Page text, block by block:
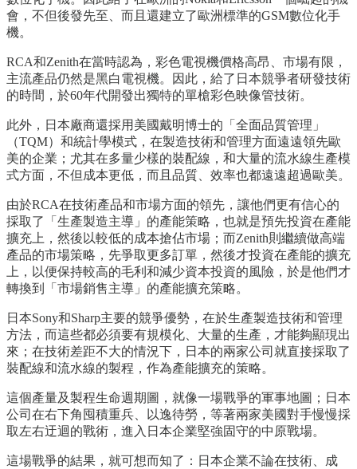
會，不但後發先至、而且還建立了歐洲標準的GSM數位化手
機。
RCA和Zenith在當時認為，彩色電視機價格高昂、市場有限，
主流產品仍然是黑白電視機。因此，給了日本競爭者研發技術
的時間，於60年代開發出獨特的單槍彩色映像管技術。
此外，日本廠商還採用美國戴明博士的「全面品質管理」
（TQM）和統計學模式，在製造技術和管理方面遠遠領先歐
美的企業；尤其在多量少樣的裝配線，和大量的流水線生產模
式方面，不但成本更低，而且品質、效率也都遠遠超過歐美。
由於RCA在技術產品和市場方面的領先，讓他們更有信心的
採取了「生產製造主導」的產能策略，也就是預先投資在產能
擴充上，然後以較低的成本搶佔市場；而Zenith則繼續做高端
產品的市場策略，先爭取更多訂單，然後才投資在產能的擴充
上，以便保持較高的毛利和減少資本投資的風險，於是他們才
轉換到「市場銷售主導」的產能擴充策略。
日本Sony和Sharp主要的競爭優勢，在於生產製造技術和管理
方法，而這些都必須要有規模化、大量的生產，才能夠顯現出
來；在技術差距不大的情況下，日本的兩家公司就直接採取了
裝配線和流水線的製程，作為產能擴充的策略。
這個產量及製程生命週期圖，就像一場戰爭的軍事地圖；日本
公司在右下角囤積重兵、以逸待勞，等著兩家美國對手慢慢採
取左右迂迴的戰術，進入日本企業堅強固守的中原戰場。
這場戰爭的結果，就可想而知了：日本企業不論在技術、成